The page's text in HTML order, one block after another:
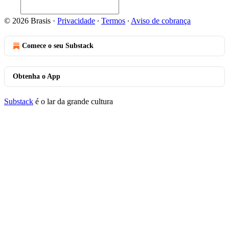
© 2026 Brasis · Privacidade ∙ Termos ∙ Aviso de cobrança
Comece o seu Substack
Obtenha o App
Substack é o lar da grande cultura